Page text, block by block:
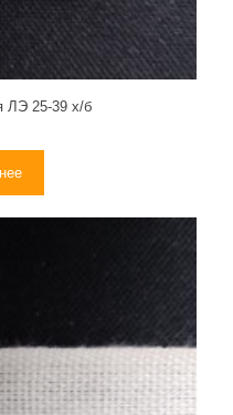
ЛЭ 25-39 х/б